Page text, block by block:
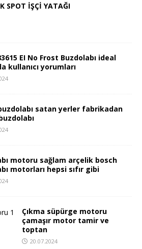
SPOT İŞÇİ YATAĞI
EI No Frost Buzdolabı ideal
kullanıcı yorumları
satan yerler fabrikadan
motoru sağlam arçelik bosch
motorları hepsi sıfır gibi
Çıkma süpürge motoru
çamaşır motor tamir ve
toptan
20.07.2024